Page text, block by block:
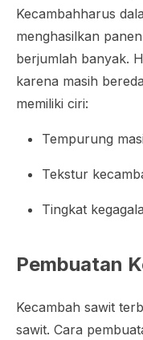
Kecambahharus
menghasilkan
berjumlah banyak.
karena masih
memiliki ciri:
Tempurung
Tekstur
Tingkat
Pembuatan
Kecambah sawit
sawit. Cara